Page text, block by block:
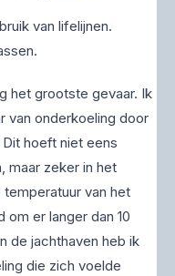
van lifelijnen.
het grootste gevaar. Ik
van onderkoeling door
hoeft niet eens
maar zeker in het
van het
om er langer dan 10
de jachthaven heb ik
die zich voelde